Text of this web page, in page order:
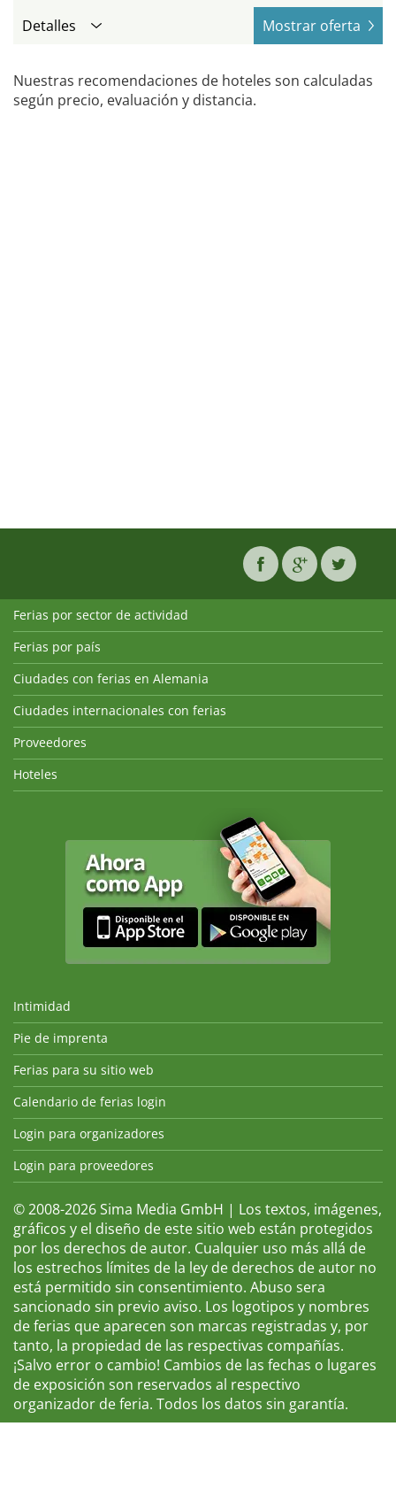
Detalles Mostrar oferta
Nuestras recomendaciones de hoteles son calculadas
según precio, evaluación y distancia.
Ferias por sector de actividad
Ferias por país
Ciudades con ferias en Alemania
Ciudades internacionales con ferias
Proveedores
Hoteles
Intimidad
Pie de imprenta
Ferias para su sitio web
Calendario de ferias login
Login para organizadores
Login para proveedores
© 2008-2026 Sima Media GmbH | Los textos, imágenes,
gráficos y el diseño de este sitio web están protegidos
por los derechos de autor. Cualquier uso más allá de
los estrechos límites de la ley de derechos de autor no
está permitido sin consentimiento. Abuso sera
sancionado sin previo aviso. Los logotipos y nombres
de ferias que aparecen son marcas registradas y, por
tanto, la propiedad de las respectivas compañías.
¡Salvo error o cambio! Cambios de las fechas o lugares
de exposición son reservados al respectivo
organizador de feria. Todos los datos sin garantía.